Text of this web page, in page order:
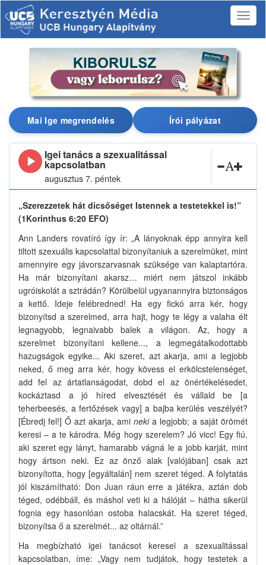
Mai Ige megrendelés Írói pályázat
Igei tanács a szexualitással
kapcsolatban
augusztus 7. péntek
„Szerezzetek hát dicsőséget Istennek a testetekkel is!”
(1Korinthus 6:20 EFO)
Ann Landers rovatíró így ír: „A lányoknak épp annyira kell
tiltott szexuális kapcsolattal bizonyítaniuk a szerelmüket, mint
amennyire egy jávorszarvasnak szüksége van kalaptartóra.
Ha már bizonyítani akarsz… miért nem játszol inkább
ugróiskolát a sztrádán? Körülbelül ugyanannyira biztonságos
a kettő. Ideje felébredned! Ha egy fickó arra kér, hogy
bizonyítsd a szerelmed, arra hajt, hogy te légy a valaha élt
legnagyobb, legnaivabb balek a világon. Az, hogy a
szerelmet bizonyítani kellene..., a legmegátalkodottabb
hazugságok egyike... Aki szeret, azt akarja, ami a legjobb
neked, ő meg arra kér, hogy kövess el erkölcstelenséget,
add fel az ártatlanságodat, dobd el az önértékelésedet,
kockáztasd a jó híred elvesztését és vállald be [a
teherbeesés, a fertőzések vagy] a bajba kerülés veszélyét?
[Ébredj fel!] Ő azt akarja, ami nekia legjobb; a saját örömét
keresi – a te károdra. Még hogy szerelem? Jó vicc! Egy fiú,
aki szeret egy lányt, hamarabb vágná le a jobb karját, mint
hogy ártson neki. Ez az önző alak [valójában] csak azt
bizonyította, hogy [egyáltalán] nem szeret téged. A folytatás
jól kiszámítható: Don Juan ráun erre a játékra, aztán dob
téged, odébbáll, és máshol veti ki a hálóját – hátha sikerül
fognia egy hasonlóan ostoba halacskát. Ha szeret téged,
bizonyítsa ő a szerelmét... az oltárnál.”
Ha megbízható igei tanácsot keresel a szexualitással
kapcsolatban, íme: „Vagy nem tudjátok, hogy testetek a